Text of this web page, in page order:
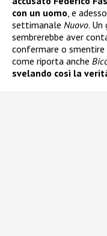
con un uomo, e
settimanale Nuovo.
sembrerebbe aver
confermare o
come riporta anche
svelando così la